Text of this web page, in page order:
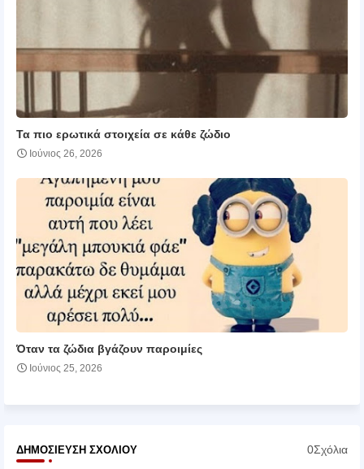
Τα πιο ερωτικά στοιχεία σε κάθε ζώδιο
Ιούνιος 26, 2026
Όταν τα ζώδια βγάζουν παροιμίες
Ιούνιος 25, 2026
ΔΗΜΟΣΊΕΥΣΗ ΣΧΟΛΊΟΥ 0Σχόλια